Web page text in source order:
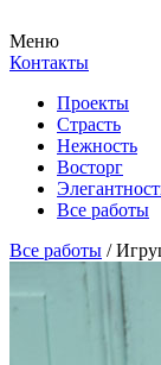
Меню
Контакты
Проекты
Страсть
Нежность
Восторг
Все работы
Все работы /